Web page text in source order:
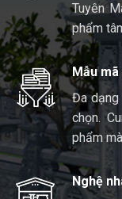
Tuyên
phẩm
Mẫu
Đa dạng
chọn.
phẩm
Nghệ